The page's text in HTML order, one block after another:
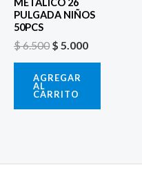
METALICO 26
PULGADA NIÑOS
50PCS
$6.500 $ 5.000
AGREGAR
AL
CARRITO